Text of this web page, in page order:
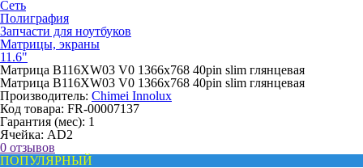
Сеть
Полиграфия
Запчасти для ноутбуков
Матрицы, экраны
11.6"
Матрица B116XW03 V0 1366x768 40pin slim глянцевая
Матрица B116XW03 V0 1366x768 40pin slim глянцевая
Производитель: Chimei Innolux
Код товара: FR-00007137
Гарантия (мес): 1
Ячейка: AD2
0 отзывов
ПОПУЛЯРНЫЙ